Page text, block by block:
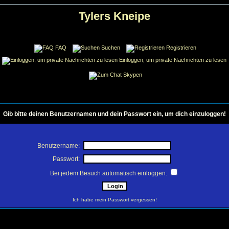
Tylers Kneipe
FAQ Suchen
Registrieren
Einloggen, um private Nachrichten zu lesen
Skypen
Gib bitte deinen Benutzernamen und dein Passwort ein, um dich einzuloggen!
Benutzername:
Passwort:
Bei jedem Besuch automatisch einloggen:
Ich habe mein Passwort vergessen!